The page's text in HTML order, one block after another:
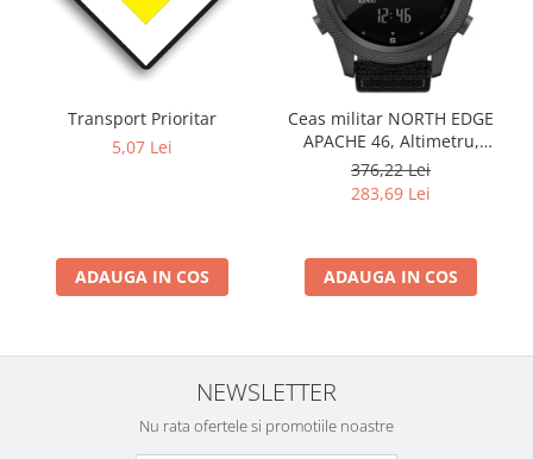
Transport Prioritar
5,07 Lei
ADAUGA IN COS
Ceas militar NORTH EDGE
APACHE 46, Altimetru,
Barometru, Cronometru,
Termometru, Pedometru,
Busola
376,22 Lei
283,69 Lei
ADAUGA IN COS
NEWSLETTER
Nu rata ofertele si promotiile noastre